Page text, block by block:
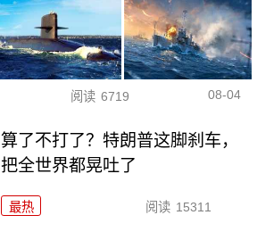
阅读 6719 08-04
算了不打了？特朗普这脚刹车，
把全世界都晃吐了
最热 阅读 15311